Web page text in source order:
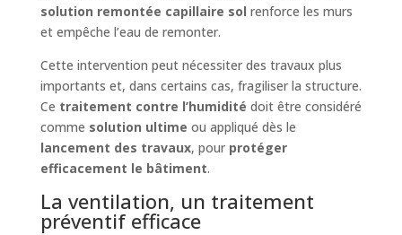
solution remontée capillaire sol renforce les murs
et empêche l’eau de remonter.
Cette intervention peut nécessiter des travaux plus
importants et, dans certains cas, fragiliser la structure.
Ce traitement contre l’humidité doit être considéré
comme solution ultime ou appliqué dès le
lancement des travaux, pour protéger
efficacement le bâtiment.
La ventilation, un traitement
préventif efficace